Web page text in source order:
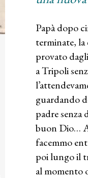
Papà dopo
terminate,
provato
a Tripoli
guardando
padre senza
buon Dio…
facemmo
poi lungo il
al momento